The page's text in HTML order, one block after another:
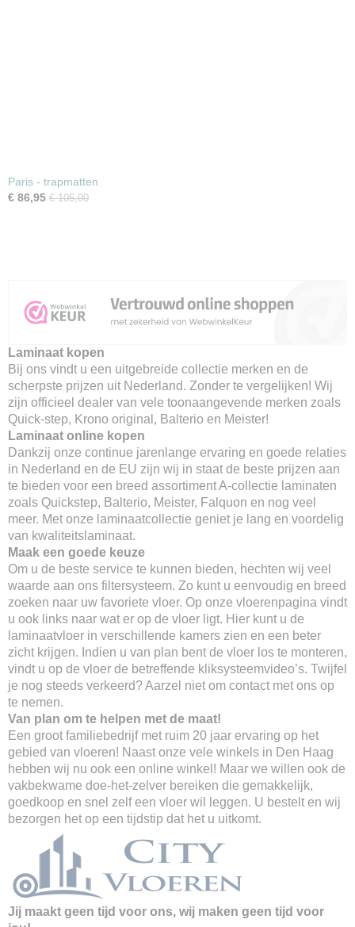
Paris - trapmatten
€ 86,95 € 105,00
Laminaat kopen
Bij ons vindt u een uitgebreide collectie merken en de
scherpste prijzen uit Nederland. Zonder te vergelijken! Wij
zijn officieel dealer van vele toonaangevende merken zoals
Quick-step, Krono original, Balterio en Meister!
Laminaat online kopen
Dankzij onze continue jarenlange ervaring en goede relaties
in Nederland en de EU zijn wij in staat de beste prijzen aan
te bieden voor een breed assortiment A-collectie laminaten
zoals Quickstep, Balterio, Meister, Falquon en nog veel
meer. Met onze laminaatcollectie geniet je lang en voordelig
van kwaliteitslaminaat.
Maak een goede keuze
Om u de beste service te kunnen bieden, hechten wij veel
waarde aan ons filtersysteem. Zo kunt u eenvoudig en breed
zoeken naar uw favoriete vloer. Op onze vloerenpagina vindt
u ook links naar wat er op de vloer ligt. Hier kunt u de
laminaatvloer in verschillende kamers zien en een beter
zicht krijgen. Indien u van plan bent de vloer los te monteren,
vindt u op de vloer de betreffende kliksysteemvideo’s. Twijfel
je nog steeds verkeerd? Aarzel niet om contact met ons op
te nemen.
Van plan om te helpen met de maat!
Een groot familiebedrijf met ruim 20 jaar ervaring op het
gebied van vloeren! Naast onze vele winkels in Den Haag
hebben wij nu ook een online winkel! Maar we willen ook de
vakbekwame doe-het-zelver bereiken die gemakkelijk,
goedkoop en snel zelf een vloer wil leggen. U bestelt en wij
bezorgen het op een tijdstip dat het u uitkomt.
Jij maakt geen tijd voor ons, wij maken geen tijd voor